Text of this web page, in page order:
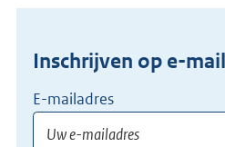
Inschrijven op e-
E-mailadres